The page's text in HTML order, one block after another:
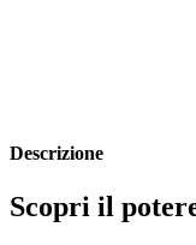
Descrizione
Scopri il